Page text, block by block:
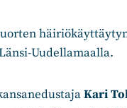
Uudellamaalla.
Kari